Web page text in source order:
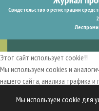
Мы используем cookie для
Свидетельство о регистрации
Этот сайт использует cookie!!
Мы используем cookies и
нашего сайта, анализа трафика
пользовательский опыт